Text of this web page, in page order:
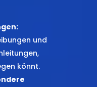
und
könnt.